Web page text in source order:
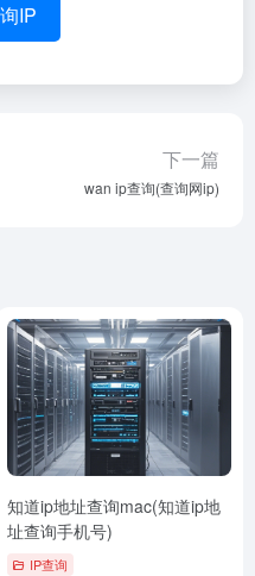
IP
下一篇
wan ip查询(查询网ip)
知道ip地址查询mac(知道ip地
址查询手机号)
IP查询